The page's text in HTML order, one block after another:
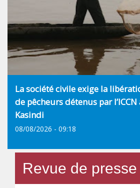
La société civile exige la
de pêcheurs détenus par
Kasindi
08/08/2026 - 09:18
Revue de presse